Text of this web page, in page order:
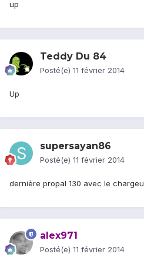
up
Teddy Du 84
Posté(e) 11 février 2014
Up
supersayan86
Posté(e) 11 février 2014
dernière propal 130 avec le
alex971
Posté(e) 11 février 2014